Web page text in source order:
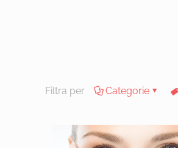
Filtra per Categorie